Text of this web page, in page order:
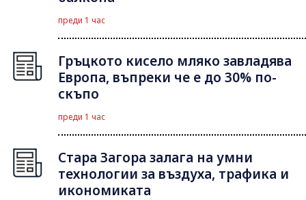
преди 1 час
Гръцкото кисело мляко завладява
Европа, въпреки че е до 30% по-
скъпо
преди 1 час
Стара Загора залага на умни
технологии за въздуха, трафика и
икономиката